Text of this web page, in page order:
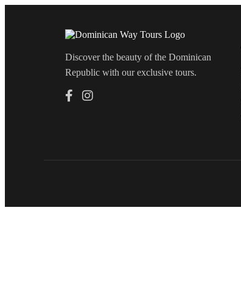
Discover the beauty of the Dominican
Republic with our exclusive tours.